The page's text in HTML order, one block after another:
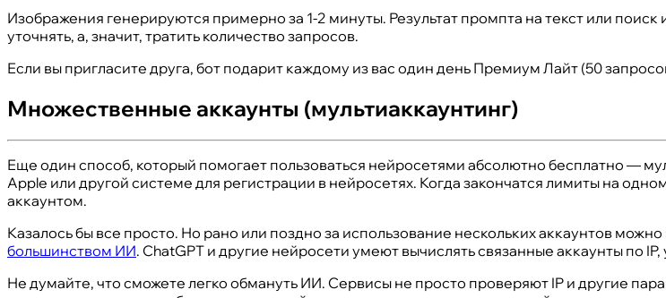
Изображения генерируются примерно за 1-2 минуты. Результат промпта на текст или
уточнять, а, значит, тратить количество запросов.
Если вы пригласите друга, бот подарит каждому из вас один день Премиум Лайт (50
Множественные аккаунты (мультиаккаунтинг)
Еще один способ, который помогает пользоваться нейросетями абсолютно бесплатно —
Apple или другой системе для регистрации в нейросетях. Когда закончатся лимиты на
аккаунтом.
Казалось бы все просто. Но рано или поздно за использование нескольких аккаунтов
большинством ИИ. ChatGPT и другие нейросети умеют вычислять связанные аккаунты по
Не думайте, что сможете легко обмануть ИИ. Сервисы не просто проверяют IP и другие